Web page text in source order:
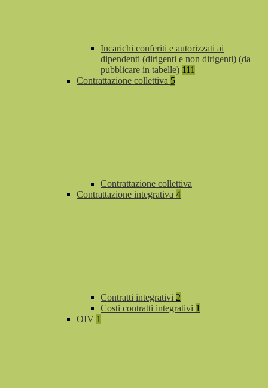
Incarichi conferiti e autorizzati ai
dipendenti (dirigenti e non dirigenti) (da
pubblicare in tabelle) 111
Contrattazione collettiva 5
Contrattazione collettiva
Contrattazione integrativa 4
Contratti integrativi 2
Costi contratti integrativi 1
OIV 1